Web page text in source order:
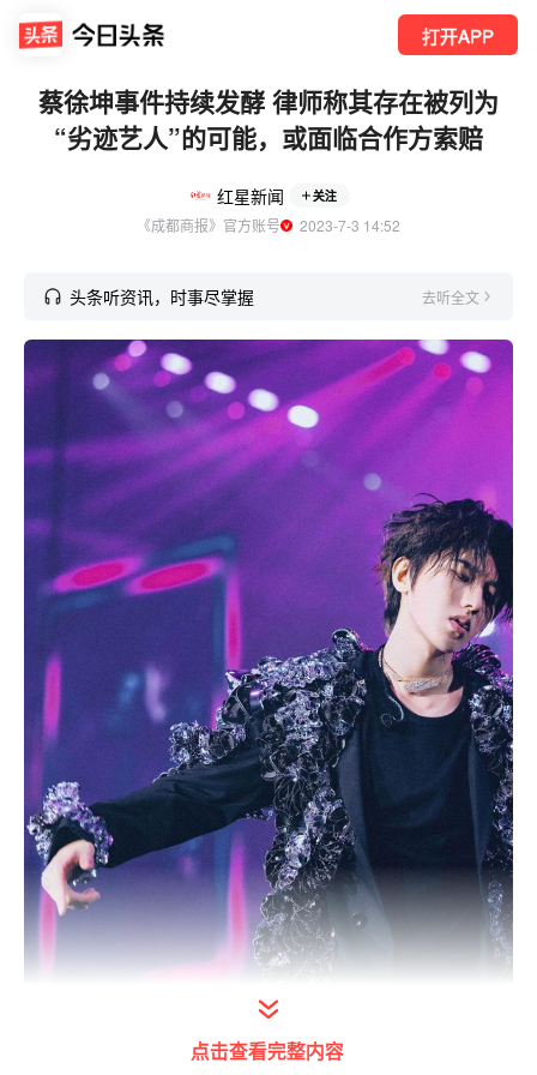
打开APP
蔡徐坤事件持续发酵 律师称其存在被列为
“劣迹艺人”的可能，或面临合作方索赔
红星新闻 关注
《成都商报》官方账号
  2023-7-3 14:52
头条听资讯，时事尽掌握 去听全文
↑2023年6月25日，蔡徐坤工作室发布泰国演
点击查看完整内容